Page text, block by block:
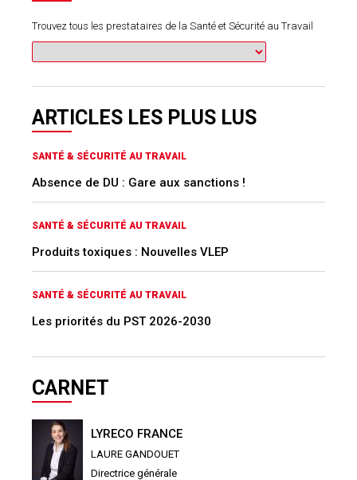
Trouvez tous les prestataires de la Santé et Sécurité au Travail
ARTICLES LES PLUS LUS
SANTÉ & SÉCURITÉ AU TRAVAIL
Absence de DU : Gare aux sanctions !
SANTÉ & SÉCURITÉ AU TRAVAIL
Produits toxiques : Nouvelles VLEP
SANTÉ & SÉCURITÉ AU TRAVAIL
Les priorités du PST 2026-2030
CARNET
LYRECO FRANCE
LAURE GANDOUET
Directrice générale